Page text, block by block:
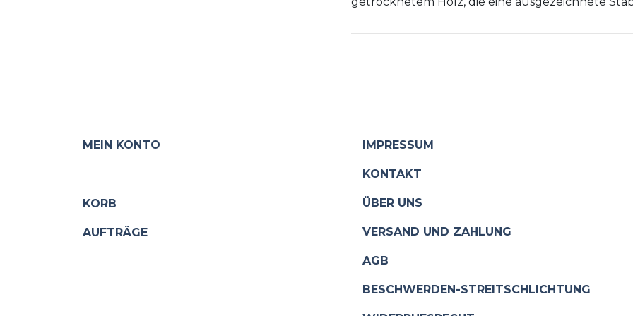
MEIN KONTO
KORB
AUFTRÄGE
IMPRESSUM
KONTAKT
ÜBER UNS
VERSAND UND ZAHLUNG
AGB
BESCHWERDEN-STREITSCHLICHTUNG